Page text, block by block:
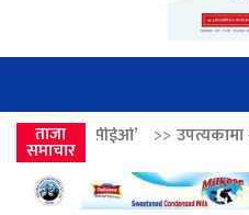
ताजा
समाचार
उपत्यकामा श्रृंखलाबद्ध सिक्री